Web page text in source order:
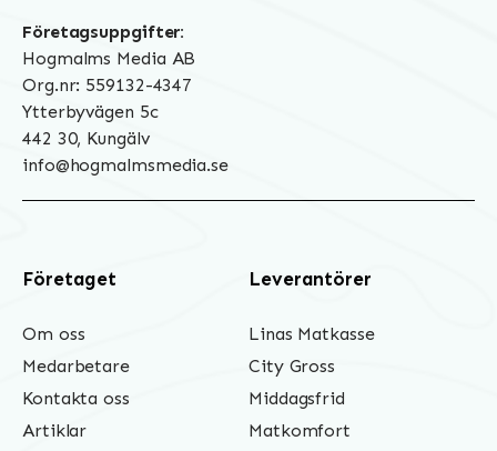
Företagsuppgifter:
Hogmalms Media AB
Org.nr: 559132-4347
Ytterbyvägen 5c
442 30, Kungälv
info@hogmalmsmedia.se
Företaget
Om oss
Medarbetare
Kontakta oss
Artiklar
Leverantörer
Linas Matkasse
City Gross
Middagsfrid
Matkomfort